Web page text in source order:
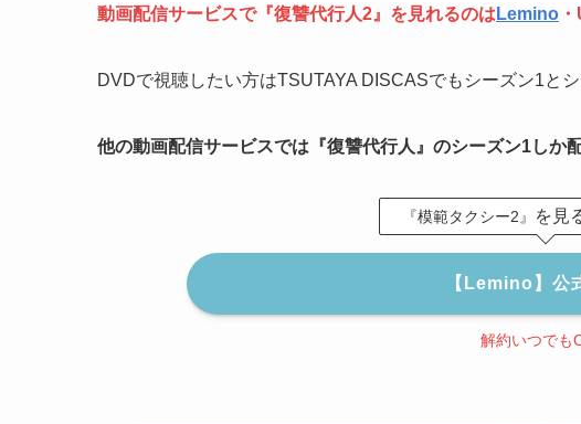
動画配信サービスで『復讐代行人2』を見れるのは Lemino
DVDで視聴したい方はTSUTAYA DISCASでもシーズン1とシ
他の動画配信サービスでは『復讐代行人』のシーズン1しか
『模範タクシー2』 を見
【Lemino】公
解約いつでも